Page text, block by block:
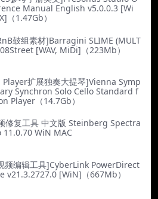
Manual English v5.0.0.3 [Wi
（1.47Gb）
鼓组素材]Barragini SLIME (MULT
[WAV, MiDi]（223Mb）
扩展独奏大提琴]Vienna Symp
Synchron Solo Cello Standard f
Player（14.7Gb）
修复工具 中文版 Steinberg Spectra
11.0.70 WiN MAC
频编辑工具]CyberLink PowerDirect
v21.3.2727.0 [WiN]（667Mb）